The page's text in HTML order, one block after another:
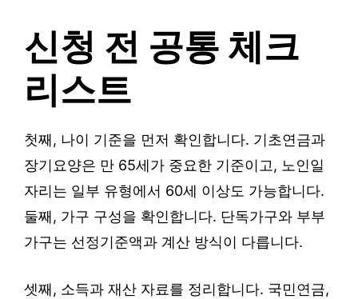
신청 전 공통 체크
리스트
첫째, 나이 기준을 먼저 확인합니다. 기초연금과
장기요양은 만 65세가 중요한 기준이고, 노인일
자리는 일부 유형에서 60세 이상도 가능합니다.
둘째, 가구 구성을 확인합니다. 단독가구와 부부
가구는 선정기준액과 계산 방식이 다릅니다.
셋째, 소득과 재산 자료를 정리합니다. 국민연금,